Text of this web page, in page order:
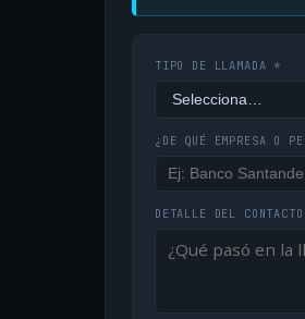
TIPO DE LLAMADA *
¿DE QUÉ EMPRESA O
DETALLE DEL CONTACTO